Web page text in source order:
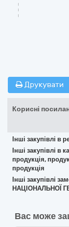
Друкувати
Корисні
Інші закупівлі в
Інші закупівлі в
продукція,
продукція
Інші закупівлі
НАЦІОНАЛЬНОЇ
Вас може